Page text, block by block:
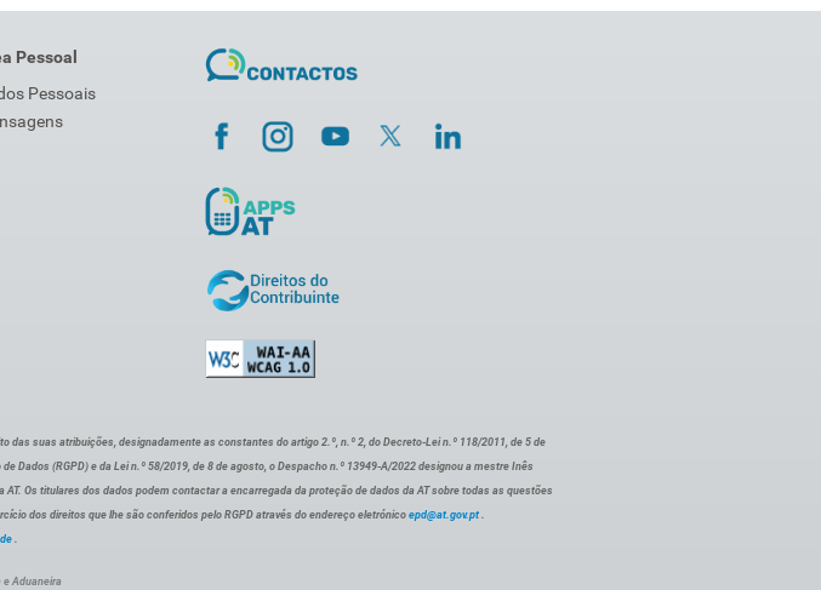
Pessoal
Pessoais
das suas atribuições, designadamente as constantes do artigo 2.º, n.º 2, do Decreto-Lei n.º 118/2011, de 5 de
Dados (RGPD) e da Lei n.º 58/2019, de 8 de agosto, o Despacho n.º 13949-A/2022 designou a mestre Inês
AT. Os titulares dos dados podem contactar a encarregada da proteção de dados da AT sobre todas as questões
dos direitos que lhe são conferidos pelo RGPD através do endereço eletrónico epd@at.gov.pt .
.
Aduaneira